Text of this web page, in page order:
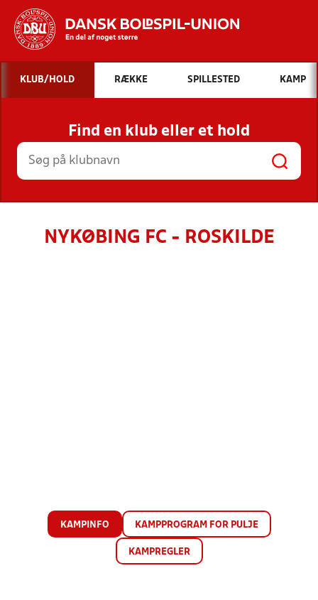
Hvad vil du søge efter?
INDHOLD OG NYHEDER
STILLINGER, RESULTATER, KLUBBER OG
HOLD
KLUB/HOLD RÆKKE SPILLESTED KAMP
Find en klub eller et hold
NYKØBING FC - ROSKILDE
KAMPINFO KAMPPROGRAM FOR PULJE
KAMPREGLER